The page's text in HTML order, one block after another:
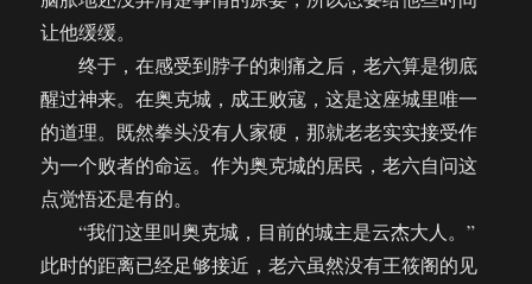
让他缓缓。
终于，在感受到脖子的刺痛之后，老六算是彻底
醒过神来。在奥克城，成王败寇，这是这座城里唯一
的道理。既然拳头没有人家硬，那就老老实实接受作
为一个败者的命运。作为奥克城的居民，老六自问这
点觉悟还是有的。
“我们这里叫奥克城，目前的城主是云杰大人。”
此时的距离已经足够接近，老六虽然没有王筱阁的见